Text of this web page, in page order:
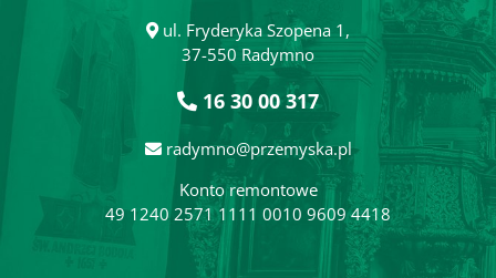
ul. Fryderyka Szopena 1,
37-550 Radymno
16 30 00 317
radymno@przemyska.pl
Konto remontowe
49 1240 2571 1111 0010 9609 4418